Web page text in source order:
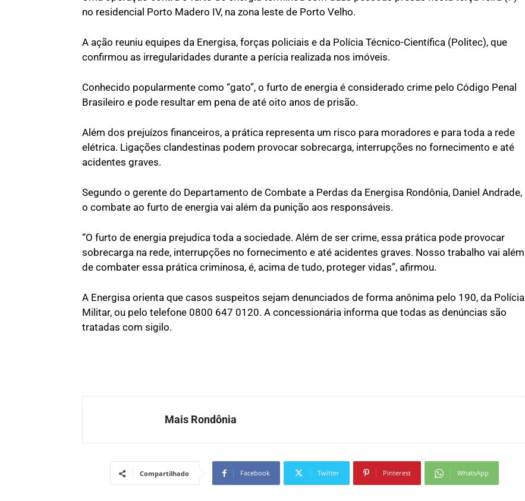
no residencial Porto Madero IV, na zona leste de Porto Velho.
A ação reuniu equipes da Energisa, forças policiais e da Polícia Técnico-Científica (Politec), que
confirmou as irregularidades durante a perícia realizada nos imóveis.
Conhecido popularmente como “gato”, o furto de energia é considerado crime pelo Código Penal
Brasileiro e pode resultar em pena de até oito anos de prisão.
Além dos prejuízos financeiros, a prática representa um risco para moradores e para toda a rede
elétrica. Ligações clandestinas podem provocar sobrecarga, interrupções no fornecimento e até
acidentes graves.
Segundo o gerente do Departamento de Combate a Perdas da Energisa Rondônia, Daniel Andrade,
o combate ao furto de energia vai além da punição aos responsáveis.
“O furto de energia prejudica toda a sociedade. Além de ser crime, essa prática pode provocar
sobrecarga na rede, interrupções no fornecimento e até acidentes graves. Nosso trabalho vai além
de combater essa prática criminosa, é, acima de tudo, proteger vidas”, afirmou.
A Energisa orienta que casos suspeitos sejam denunciados de forma anônima pelo 190, da Polícia
Militar, ou pelo telefone 0800 647 0120. A concessionária informa que todas as denúncias são
tratadas com sigilo.
Mais Rondônia
Compartilhado Facebook Twitter Pinterest WhatsApp